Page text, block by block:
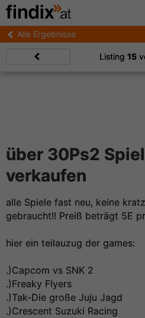
Alle Ergebnisse
Listing 15
über 30Ps2
verkaufen
alle Spiele fast neu, keine
gebraucht!! Preiß beträgt 5E
hier ein teilauzug der games:
.)Capcom vs SNK 2
.)Freaky Flyers
.)Tak-Die große Juju Jagd
.)Crescent Suzuki Racing